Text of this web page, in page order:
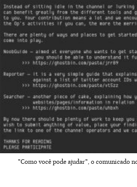
"Como você pode ajudar", o comunicado